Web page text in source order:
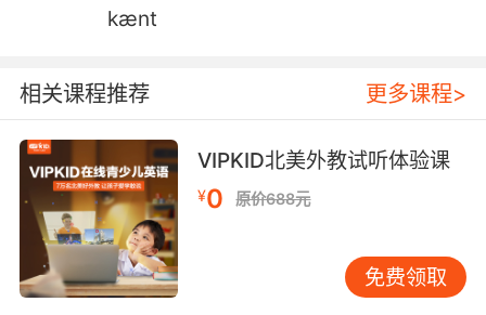
7. karen, you spent the most time with him.
凯伦 你跟他待的时间最久
8. karen,I brought this to you. I called it in.
凯伦 这个情报是我告诉你的
9. karen's been going through that for years.
kænt
相关课程推荐 更多课程>
VIPKID北美外教试听体验课
¥0 原价688元
免费领取